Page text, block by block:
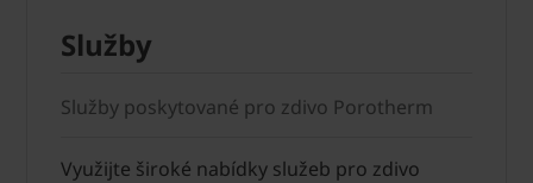
Služby
Služby poskytované pro zdivo Porotherm
Využijte široké nabídky služeb pro zdivo